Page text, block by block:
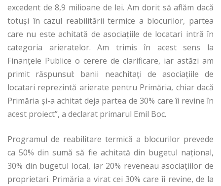
excedent de 8,9 milioane de lei. Am dorit să aflăm dacă
totuși în cazul reabilitării termice a blocurilor, partea
care nu este achitată de asociațiile de locatari intră în
categoria arieratelor. Am trimis în acest sens la
Finanțele Publice o cerere de clarificare, iar astăzi am
primit răspunsul: banii neachitați de asociațiile de
locatari reprezintă arierate pentru Primăria, chiar dacă
Primăria și-a achitat deja partea de 30% care îi revine în
acest proiect”, a declarat primarul Emil Boc.
Programul de reabilitare termică a blocurilor prevede
ca 50% din sumă să fie achitată din bugetul național,
30% din bugetul local, iar 20% reveneau asociațiilor de
proprietari. Primăria a virat cei 30% care îi revine, de la